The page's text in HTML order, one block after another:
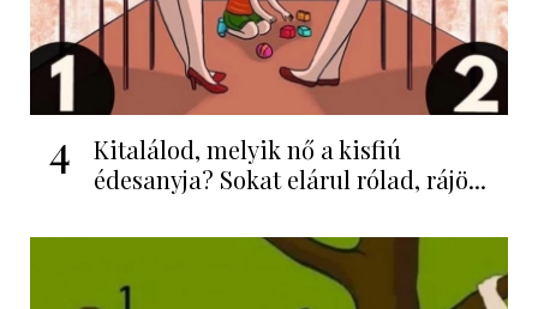
4
Kitalálod, melyik nő a kisfiú
édesanyja? Sokat elárul rólad, rájö...